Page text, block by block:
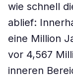
wie schnell
ablief:
eine Million
vor 4,567
inneren